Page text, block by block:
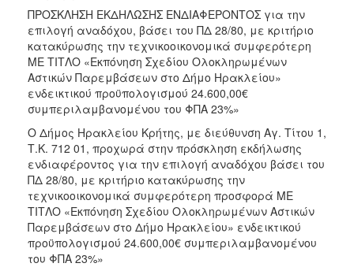
2021
2020
2019
2018
2017
2015
2013
ΔΗΜΟΤΗΣ
ΠΡΟΣΚΛΗΣΗ ΕΚΔΗΛΩΣΗΣ ΕΝΔΙΑΦΕΡΟΝΤΟΣ για την
επιλογή αναδόχου, βάσει του ΠΔ 28/80, με κριτήριο
κατακύρωσης την τεχνικοοικονομικά συμφερότερη
ΜΕ ΤΙΤΛΟ «Εκπόνηση Σχεδίου Ολοκληρωμένων
Αστικών Παρεμβάσεων στο Δήμο Ηρακλείου»
ενδεικτικού προϋπολογισμού 24.600,00€
συμπεριλαμβανομένου του ΦΠΑ 23%»
Ο Δήμος Ηρακλείου Κρήτης, με διεύθυνση Αγ. Τίτου 1,
Τ.Κ. 712 01, προχωρά στην πρόσκληση εκδήλωσης
ενδιαφέροντος για την επιλογή αναδόχου βάσει του
ΠΔ 28/80, με κριτήριο κατακύρωσης την
τεχνικοοικονομικά συμφερότερη προσφορά ΜΕ
ΤΙΤΛΟ «Εκπόνηση Σχεδίου Ολοκληρωμένων Αστικών
Παρεμβάσεων στο Δήμο Ηρακλείου» ενδεικτικού
προϋπολογισμού 24.600,00€ συμπεριλαμβανομένου
του ΦΠΑ 23%»